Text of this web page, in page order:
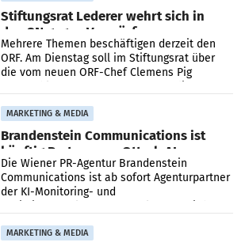
Stiftungsrat Lederer wehrt sich in
den SN gegen Vorwürfe
Mehrere Themen beschäftigen derzeit den
ORF. Am Dienstag soll im Stiftungsrat über
die vom neuen ORF-Chef Clemens Pig
MARKETING & MEDIA
Brandenstein Communications ist
künftig Partner von OtterlyAI
Die Wiener PR-Agentur Brandenstein
Communications ist ab sofort Agenturpartner
der KI-Monitoring- und
MARKETING & MEDIA